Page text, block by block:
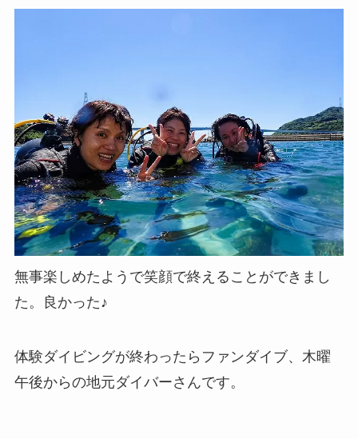
無事楽しめたようで笑顔で終えることができまし
た。良かった♪
体験ダイビングが終わったらファンダイブ、木曜
午後からの地元ダイバーさんです。